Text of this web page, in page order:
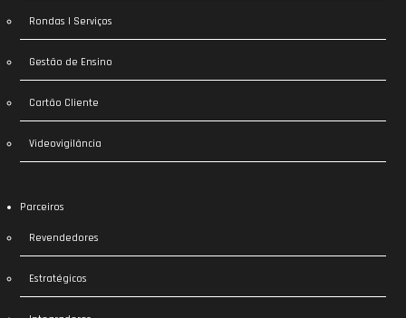
Rondas | Serviços
Gestão de Ensino
Cartão Cliente
Videovigilância
Parceiros
Revendedores
Estratégicos